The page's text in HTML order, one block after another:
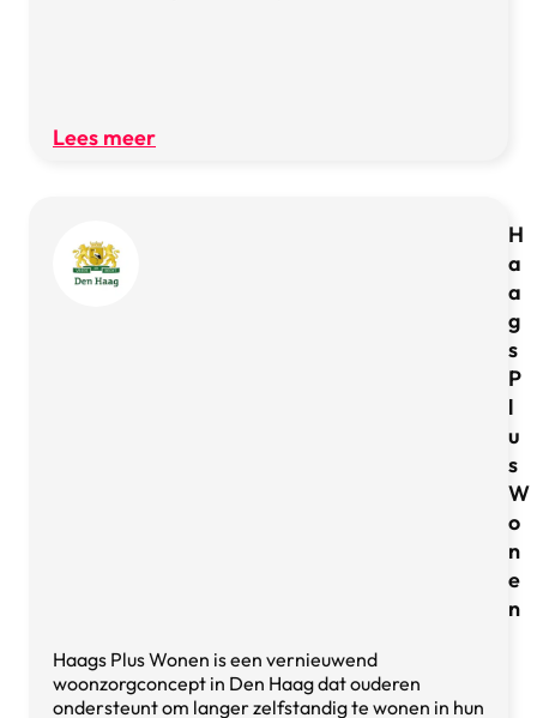
Lees meer
H
a
a
g
s
P
l
u
s
W
o
n
e
n
Haags Plus Wonen is een vernieuwend
woonzorgconcept in Den Haag dat ouderen
ondersteunt om langer zelfstandig te wonen in hun